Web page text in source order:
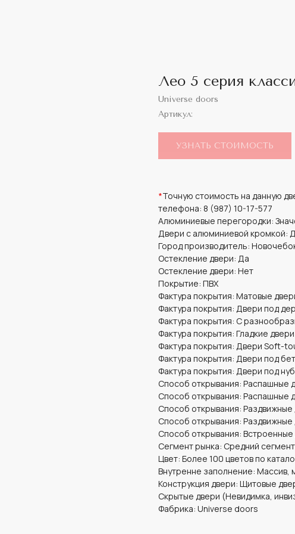
Лео 5 серия
Universe doors
Артикул:
УЗНАТЬ СТОИМОСТЬ
*Точную стоимость на данную
телефона: 8 (987) 10-17-577
Алюминиевые перегородки:
Двери с алюминиевой кромкой:
Город производитель:
Остекление двери: Да
Остекление двери: Нет
Покрытие: ПВХ
Фактура покрытия: Матовые
Фактура покрытия: Двери под
Фактура покрытия: С
Фактура покрытия: Гладкие двери
Фактура покрытия: Двери Soft-
Фактура покрытия: Двери под
Фактура покрытия: Двери под
Способ открывания: Распашные
Способ открывания: Распашные
Способ открывания:
Способ открывания: Раздвижные
Способ открывания: Встроенные
Сегмент рынка: Средний сегмент
Цвет: Более 100 цветов по
Внутренне заполнение: Массив,
Конструкция двери: Щитовые
Скрытые двери (Невидимка,
Фабрика: Universe doors